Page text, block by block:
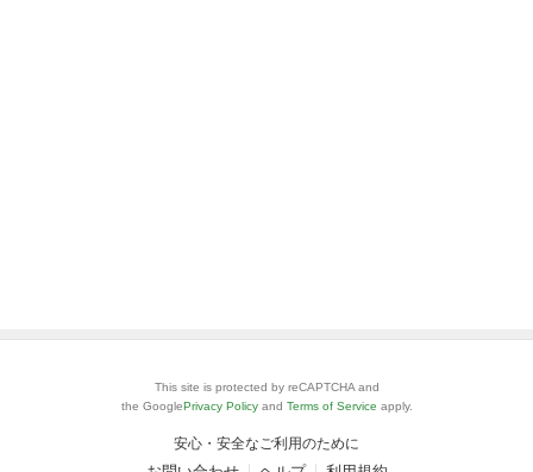
This site is protected by reCAPTCHA and
the GooglePrivacy Policy and Terms of Service apply.
安心・安全なご利用のために